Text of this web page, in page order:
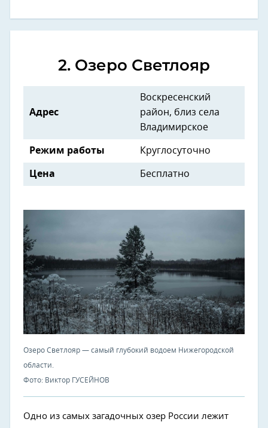
2. Озеро Светлояр
Адрес
Воскресенский
район, близ села
Владимирское
Режим работы Круглосуточно
Цена Бесплатно
Озеро Светлояр — самый глубокий водоем Нижегородской
области.
Фото: Виктор ГУСЕЙНОВ
Одно из самых загадочных озер России лежит